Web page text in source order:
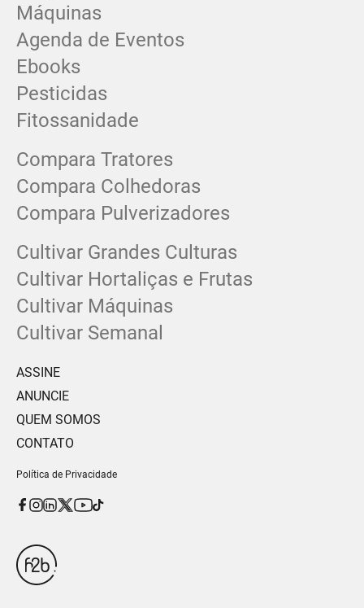
Máquinas
Agenda de Eventos
Ebooks
Pesticidas
Fitossanidade
Compara Tratores
Compara Colhedoras
Compara Pulverizadores
Cultivar Grandes Culturas
Cultivar Hortaliças e Frutas
Cultivar Máquinas
Cultivar Semanal
ASSINE
ANUNCIE
QUEM SOMOS
CONTATO
Política de Privacidade